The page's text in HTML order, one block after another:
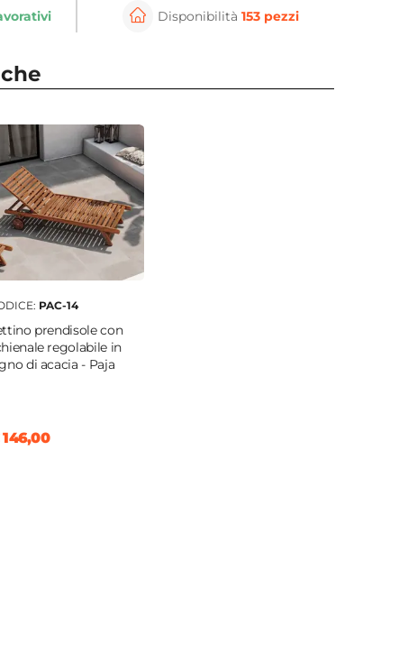
ingrandire
Disponibilità 153 pezzi
PAC-14
prendisole con
regolabile in
di acacia - Paja